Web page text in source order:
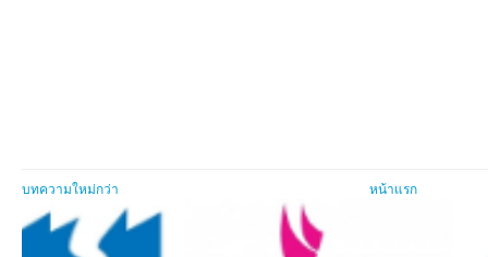
บทความใหม่กว่า หน้าแรก